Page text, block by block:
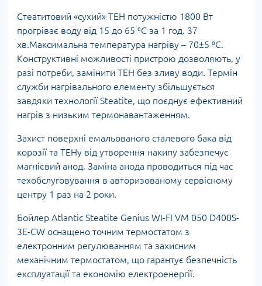
Стеатитовий «сухий» ТЕН потужністю 1800 Вт
прогріває воду від 15 до 65 ⁰C за 1 год. 37
хв.Максимальна температура нагріву – 70±5 ⁰C.
Конструктивні можливості пристрою дозволяють, у
разі потреби, замінити ТЕН без зливу води. Термін
служби нагрівального елементу збільшується
завдяки технології Steatite, що поєднує ефективний
нагрів з низьким термонавантаженням.
Захист поверхні емальованого сталевого бака від
корозії та ТЕНу від утворення накипу забезпечує
магнієвий анод. Заміна анода проводиться під час
техобслуговування в авторизованому сервісному
центру 1 раз на 2 роки.
Бойлер Atlantic Steatite Genius WI-FI VM 050 D400S-
3E-CW оснащено точним термостатом з
електронним регулюванням та захисним
механічним термостатом, що гарантує безпечність
експлуатації та економію електроенергії.